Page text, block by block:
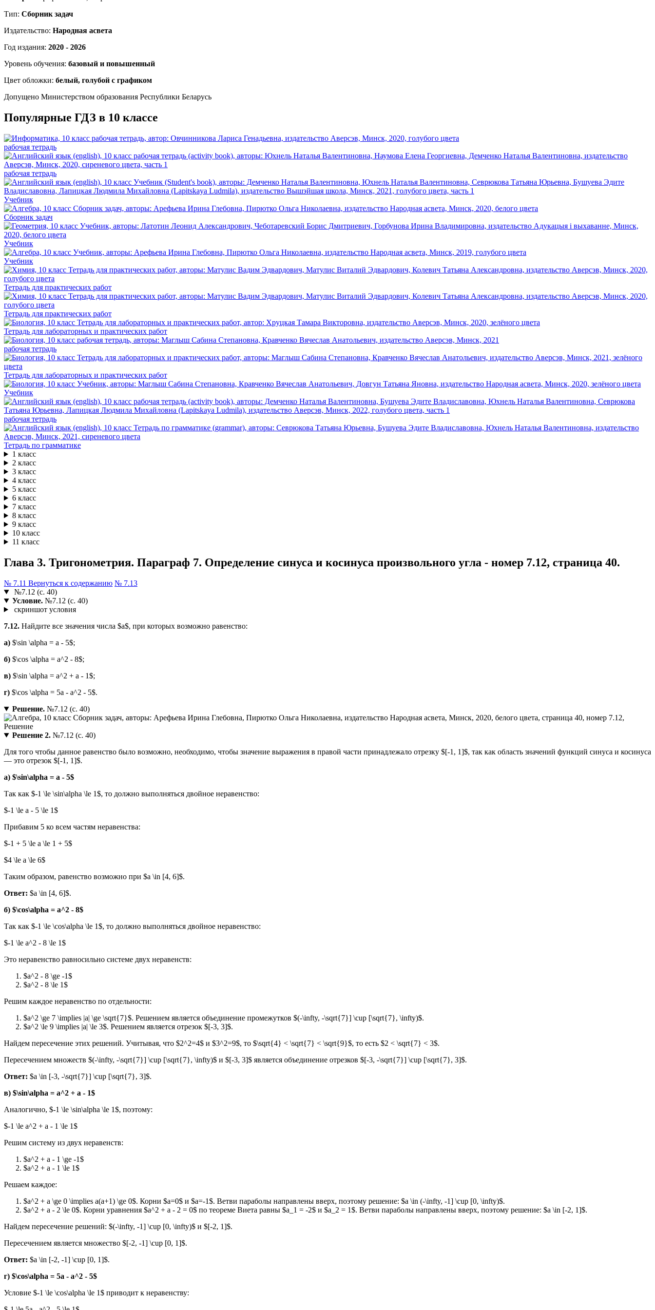
Тип: Сборник задач
Издательство: Народная асвета
Год издания: 2020 - 2026
Уровень обучения: базовый и повышенный
Цвет обложки: белый, голубой с графиком
Допущено Министерством образования Республики Беларусь
Популярные ГДЗ в 10 классе
рабочая тетрадь
рабочая тетрадь
Учебник
Сборник задач
Учебник
Учебник
Тетрадь для практических работ
Тетрадь для практических работ
Тетрадь для лабораторных и практических работ
рабочая тетрадь
Тетрадь для лабораторных и практических работ
Учебник
рабочая тетрадь
Тетрадь по грамматике
1 класс
2 класс
3 класс
4 класс
5 класс
6 класс
7 класс
8 класс
9 класс
10 класс
11 класс
Глава 3. Тригонометрия. Параграф 7. Определение синуса и косинуса произвольного угла - номер 7.12, страница 40.
№ 7.11 Вернуться к содержанию № 7.13
№7.12 (с. 40)
Условие.№7.12 (с. 40)
скриншот условия
7.12. Найдите все значения числа $a$, при которых возможно равенство:
a) $\sin \alpha = a - 5$;
б) $\cos \alpha = a^2 - 8$;
в) $\sin \alpha = a^2 + a - 1$;
г) $\cos \alpha = 5a - a^2 - 5$.
Решение.№7.12 (с. 40)
Решение 2.№7.12 (с. 40)
Для того чтобы данное равенство было возможно, необходимо, чтобы значение выражения в правой части принадлежало отрезку $[-1, 1]$, так как область значений функций синуса и косинуса
— это отрезок $[-1, 1]$.
а) $\sin\alpha = a - 5$
Так как $-1 \le \sin\alpha \le 1$, то должно выполняться двойное неравенство:
$-1 \le a - 5 \le 1$
Прибавим 5 ко всем частям неравенства:
$-1 + 5 \le a \le 1 + 5$
$4 \le a \le 6$
Таким образом, равенство возможно при $a \in [4, 6]$.
Ответ: $a \in [4, 6]$.
б) $\cos\alpha = a^2 - 8$
Так как $-1 \le \cos\alpha \le 1$, то должно выполняться двойное неравенство:
$-1 \le a^2 - 8 \le 1$
Это неравенство равносильно системе двух неравенств:
$a^2 - 8 \ge -1$
$a^2 - 8 \le 1$
Решим каждое неравенство по отдельности:
$a^2 \ge 7 \implies |a| \ge \sqrt{7}$. Решением является объединение промежутков $(-\infty, -\sqrt{7}] \cup [\sqrt{7}, \infty)$.
$a^2 \le 9 \implies |a| \le 3$. Решением является отрезок $[-3, 3]$.
Найдем пересечение этих решений. Учитывая, что $2^2=4$ и $3^2=9$, то $\sqrt{4} < \sqrt{7} < \sqrt{9}$, то есть $2 < \sqrt{7} < 3$.
Пересечением множеств $(-\infty, -\sqrt{7}] \cup [\sqrt{7}, \infty)$ и $[-3, 3]$ является объединение отрезков $[-3, -\sqrt{7}] \cup [\sqrt{7}, 3]$.
Ответ: $a \in [-3, -\sqrt{7}] \cup [\sqrt{7}, 3]$.
в) $\sin\alpha = a^2 + a - 1$
Аналогично, $-1 \le \sin\alpha \le 1$, поэтому:
$-1 \le a^2 + a - 1 \le 1$
Решим систему из двух неравенств:
$a^2 + a - 1 \ge -1$
$a^2 + a - 1 \le 1$
Решаем каждое:
$a^2 + a \ge 0 \implies a(a+1) \ge 0$. Корни $a=0$ и $a=-1$. Ветви параболы направлены вверх, поэтому решение: $a \in (-\infty, -1] \cup [0, \infty)$.
$a^2 + a - 2 \le 0$. Корни уравнения $a^2 + a - 2 = 0$ по теореме Виета равны $a_1 = -2$ и $a_2 = 1$. Ветви параболы направлены вверх, поэтому решение: $a \in [-2, 1]$.
Найдем пересечение решений: $(-\infty, -1] \cup [0, \infty)$ и $[-2, 1]$.
Пересечением является множество $[-2, -1] \cup [0, 1]$.
Ответ: $a \in [-2, -1] \cup [0, 1]$.
г) $\cos\alpha = 5a - a^2 - 5$
Условие $-1 \le \cos\alpha \le 1$ приводит к неравенству: